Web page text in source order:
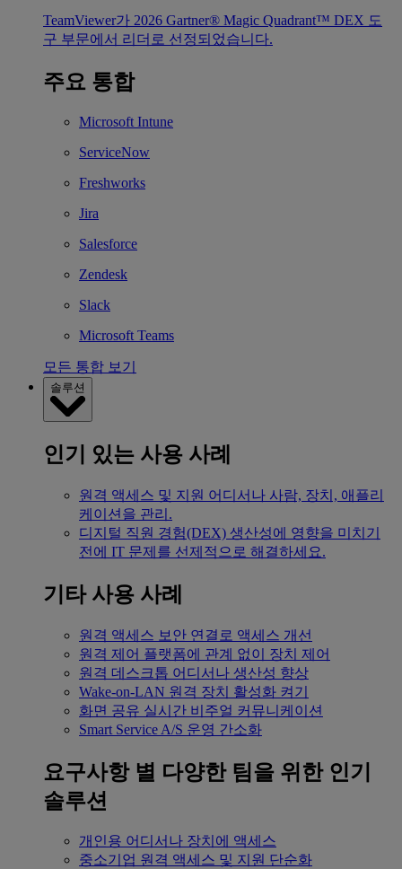
TeamViewer가 2026 Gartner® Magic Quadrant™ DEX 도
구 부문에서 리더로 선정되었습니다.
주요 통합
Microsoft Intune
ServiceNow
Freshworks
Jira
Salesforce
Zendesk
Slack
Microsoft Teams
모든 통합 보기
솔루션
인기 있는 사용 사례
원격 액세스 및 지원 어디서나 사람, 장치, 애플리
케이션을 관리.
디지털 직원 경험(DEX) 생산성에 영향을 미치기
전에 IT 문제를 선제적으로 해결하세요.
기타 사용 사례
원격 액세스 보안 연결로 액세스 개선
원격 제어 플랫폼에 관계 없이 장치 제어
원격 데스크톱 어디서나 생산성 향상
Wake-on-LAN 원격 장치 활성화 켜기
화면 공유 실시간 비주얼 커뮤니케이션
Smart Service A/S 운영 간소화
요구사항 별 다양한 팀을 위한 인기
솔루션
개인용 어디서나 장치에 액세스
중소기업 원격 액세스 및 지원 단순화